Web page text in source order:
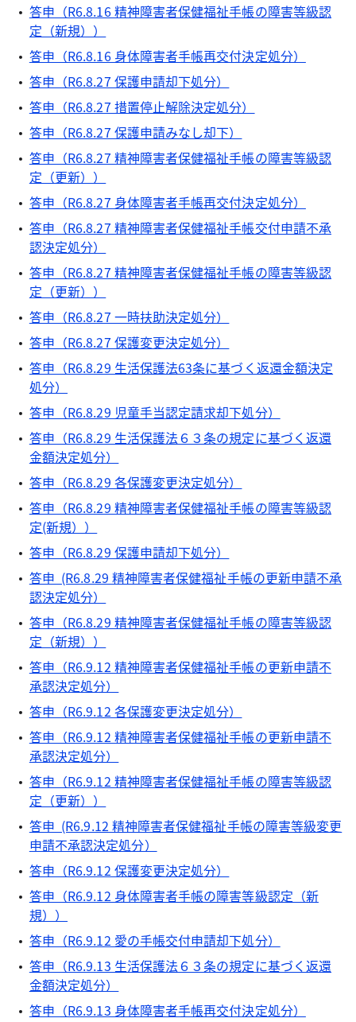
答申（R6.8.16 精神障害者保健福祉手帳の障害等級認
定（新規））
答申（R6.8.16 身体障害者手帳再交付決定処分）
答申（R6.8.27 保護申請却下処分）
答申（R6.8.27 措置停止解除決定処分）
答申（R6.8.27 保護申請みなし却下）
答申（R6.8.27 精神障害者保健福祉手帳の障害等級認
定（更新））
答申（R6.8.27 身体障害者手帳再交付決定処分）
答申（R6.8.27 精神障害者保健福祉手帳交付申請不承
認決定処分）
答申（R6.8.27 精神障害者保健福祉手帳の障害等級認
定（更新））
答申（R6.8.27 一時扶助決定処分）
答申（R6.8.27 保護変更決定処分）
答申（R6.8.29 生活保護法63条に基づく返還金額決定
処分）
答申（R6.8.29 児童手当認定請求却下処分）
答申（R6.8.29 生活保護法６３条の規定に基づく返還
金額決定処分）
答申（R6.8.29 各保護変更決定処分）
答申（R6.8.29 精神障害者保健福祉手帳の障害等級認
定(新規））
答申（R6.8.29 保護申請却下処分）
答申 (R6.8.29 精神障害者保健福祉手帳の更新申請不承
認決定処分）
答申（R6.8.29 精神障害者保健福祉手帳の障害等級認
定（新規））
答申（R6.9.12 精神障害者保健福祉手帳の更新申請不
承認決定処分）
答申（R6.9.12 各保護変更決定処分）
答申（R6.9.12 精神障害者保健福祉手帳の更新申請不
承認決定処分）
答申（R6.9.12 精神障害者保健福祉手帳の障害等級認
定（更新））
答申 (R6.9.12 精神障害者保健福祉手帳の障害等級変更
申請不承認決定処分）
答申（R6.9.12 保護変更決定処分）
答申（R6.9.12 身体障害者手帳の障害等級認定（新
規））
答申（R6.9.12 愛の手帳交付申請却下処分）
答申（R6.9.13 生活保護法６３条の規定に基づく返還
金額決定処分）
答申（R6.9.13 身体障害者手帳再交付決定処分）